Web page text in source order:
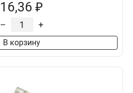
16,36 ₽
– +
В корзину